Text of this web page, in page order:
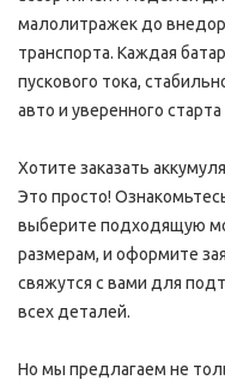
малолитражек до
транспорта. Каждая
пускового тока,
авто и уверенного
Хотите заказать
Это просто!
выберите подходящую
размерам, и оформите
свяжутся с вами для
всех деталей.
Но мы предлагаем не